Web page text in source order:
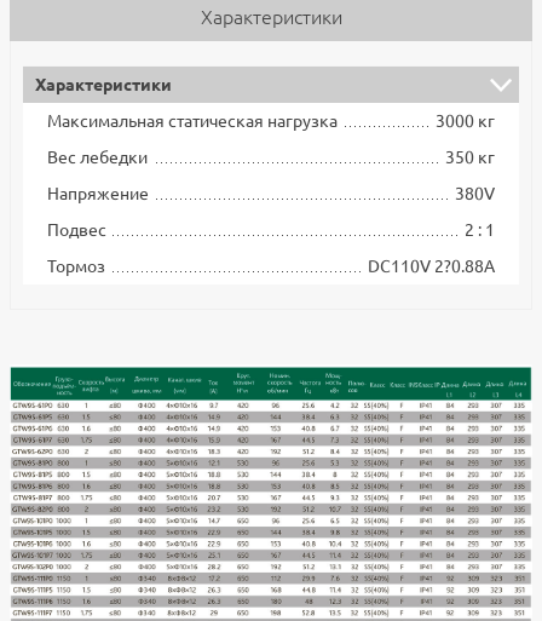
Характеристики
Характеристики
Максимальная статическая нагрузка
3000 кг
Вес лебедки
350 кг
Напряжение
380V
Подвес
2 : 1
Тормоз
DC110V 2?0.88A